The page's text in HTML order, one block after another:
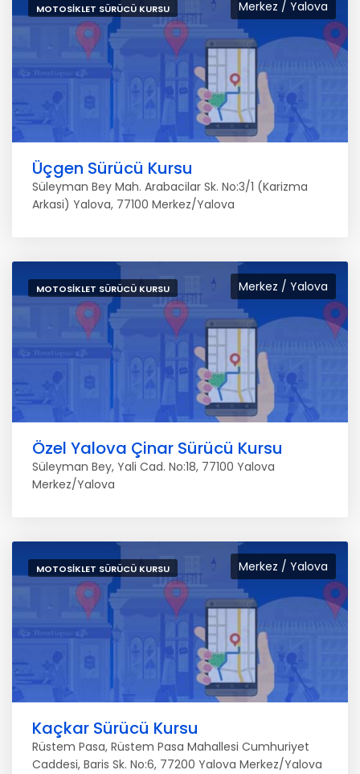
Merkez / Yalova
MOTOSIKLET SÜRÜCÜ KURSU
Üçgen Sürücü Kursu
Süleyman Bey Mah. Arabacilar Sk. No:3/1 (Karizma
Arkasi) Yalova, 77100 Merkez/Yalova
Merkez / Yalova
MOTOSIKLET SÜRÜCÜ KURSU
Özel Yalova Çinar Sürücü Kursu
Süleyman Bey, Yali Cad. No:18, 77100 Yalova
Merkez/Yalova
Merkez / Yalova
MOTOSIKLET SÜRÜCÜ KURSU
Kaçkar Sürücü Kursu
Rüstem Pasa, Rüstem Pasa Mahallesi Cumhuriyet
Caddesi, Baris Sk. No:6, 77200 Yalova Merkez/Yalova